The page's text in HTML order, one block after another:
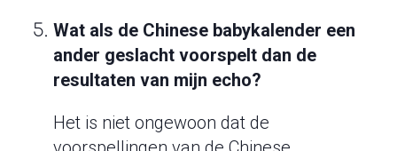
Wat als de Chinese babykalender een
ander geslacht voorspelt dan de
resultaten van mijn echo?
Het is niet ongewoon dat de